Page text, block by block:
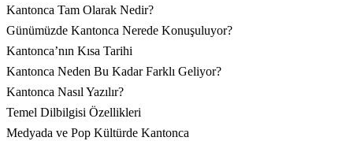
Kantonca Tam Olarak Nedir?
Günümüzde Kantonca Nerede Konuşuluyor?
Kantonca’nın Kısa Tarihi
Kantonca Neden Bu Kadar Farklı Geliyor?
Kantonca Nasıl Yazılır?
Temel Dilbilgisi Özellikleri
Medyada ve Pop Kültürde Kantonca